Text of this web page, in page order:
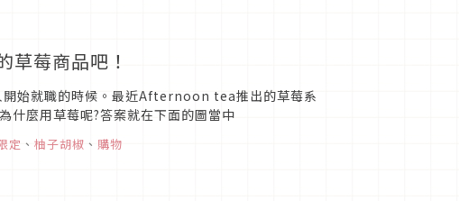
莓商品吧！
開始就職的時候。最近Afternoon tea推出的草莓系
什麼用草莓呢?答案就在下面的圖當中
定 、 柚子胡椒 、 購物